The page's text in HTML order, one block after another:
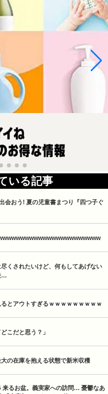
いる記事
会おう! 夏の児童書まつり『四つ子ぐ
くされたいけど、何もしてあげない
…
とアウトすぎるｗｗｗｗｗｗｗｗｗ
こだと思う？」
の在庫を抱える状態で新米収穫
来るお盆。義実家への訪問… 憂鬱なあ